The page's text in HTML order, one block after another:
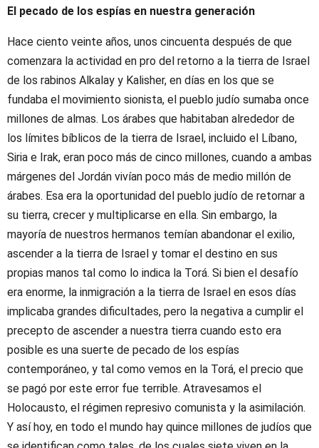
El pecado de los espías en nuestra generación
Hace ciento veinte años, unos cincuenta después de que
comenzara la actividad en pro del retorno a la tierra de Israel
de los rabinos Alkalay y Kalisher, en días en los que se
fundaba el movimiento sionista, el pueblo judío sumaba once
millones de almas. Los árabes que habitaban alrededor de
los límites bíblicos de la tierra de Israel, incluido el Líbano,
Siria e Irak, eran poco más de cinco millones, cuando a ambas
márgenes del Jordán vivían poco más de medio millón de
árabes. Esa era la oportunidad del pueblo judío de retornar a
su tierra, crecer y multiplicarse en ella. Sin embargo, la
mayoría de nuestros hermanos temían abandonar el exilio,
ascender a la tierra de Israel y tomar el destino en sus
propias manos tal como lo indica la Torá. Si bien el desafío
era enorme, la inmigración a la tierra de Israel en esos días
implicaba grandes dificultades, pero la negativa a cumplir el
precepto de ascender a nuestra tierra cuando esto era
posible es una suerte de pecado de los espías
contemporáneo, y tal como vemos en la Torá, el precio que
se pagó por este error fue terrible. Atravesamos el
Holocausto, el régimen represivo comunista y la asimilación.
Y así hoy, en todo el mundo hay quince millones de judíos que